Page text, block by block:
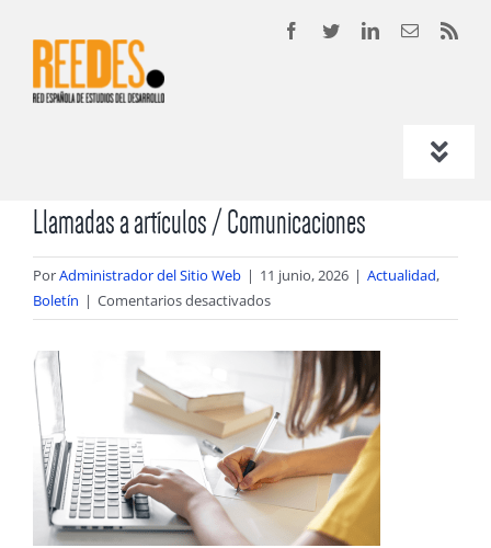
contenido
Toggle
¿Quiénes somos?
Base Social
Estatutos y Acta fundacional
Estatutos
Censo de investigadoras/es
¿Qué hacemos?
Congresos Internacionales de Estudios del
Desarrollo
Premio REEDES Jóvenes investigadoras/es
Revista Iberoamericana de Estudios de Desarrollo
Somos transparentes
Política de Privacidad
Contacto
Llamadas a artículos / Comunicaciones
PorAdministrador del Sitio Web | 11 junio, 2026 | Actualidad,
Boletín | Comentarios desactivadosen
Llamadas
a
artículos
Comunicaciones